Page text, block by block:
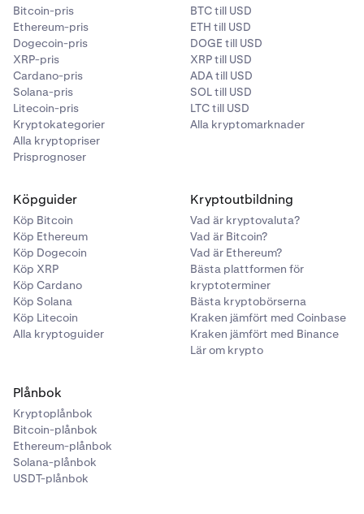
Bitcoin-pris
Ethereum-pris
Dogecoin-pris
XRP-pris
Cardano-pris
Solana-pris
Litecoin-pris
Kryptokategorier
Alla kryptopriser
Prisprognoser
BTC till USD
ETH till USD
DOGE till USD
XRP till USD
ADA till USD
SOL till USD
LTC till USD
Alla kryptomarknader
Köpguider
Köp Bitcoin
Köp Ethereum
Köp Dogecoin
Köp XRP
Köp Cardano
Köp Solana
Köp Litecoin
Alla kryptoguider
Kryptoutbildning
Vad är kryptovaluta?
Vad är Bitcoin?
Vad är Ethereum?
Bästa plattformen för
kryptoterminer
Bästa kryptobörserna
Kraken jämfört med Coinbase
Kraken jämfört med Binance
Lär om krypto
Plånbok
Kryptoplånbok
Bitcoin-plånbok
Ethereum-plånbok
Solana-plånbok
USDT-plånbok